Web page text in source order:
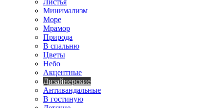
Листья
Минимализм
Море
Мрамор
Природа
В спальню
Цветы
Небо
Акцентные
Дизайнерские
Антивандальные
В гостиную